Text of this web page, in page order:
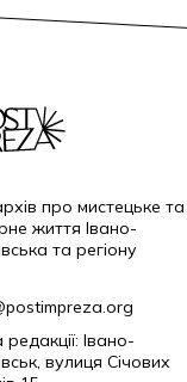
про мистецьке та
життя Івано-
та регіону
Івано-
вулиця Січових